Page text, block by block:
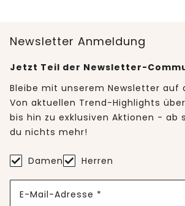
Newsletter Anmeldung
Jetzt Teil der Newsletter-
Bleibe mit unserem Newsletter auf
Von aktuellen Trend-Highlights
bis hin zu exklusiven Aktionen - ab
du nichts mehr!
Damen Herren
E-Mail-Adresse *